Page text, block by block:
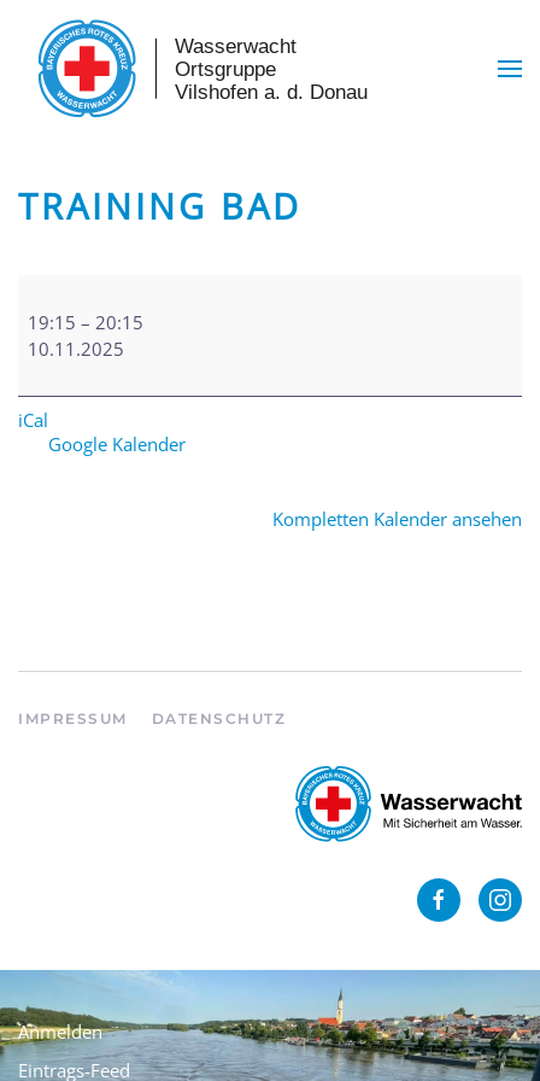
Skip to main content
TRAINING BAD
Bad
19:15 – 20:15
10.11.2025
iCal
Google Kalender
Kompletten Kalender ansehen
IMPRESSUM DATENSCHUTZ
Anmelden
Eintrags-Feed